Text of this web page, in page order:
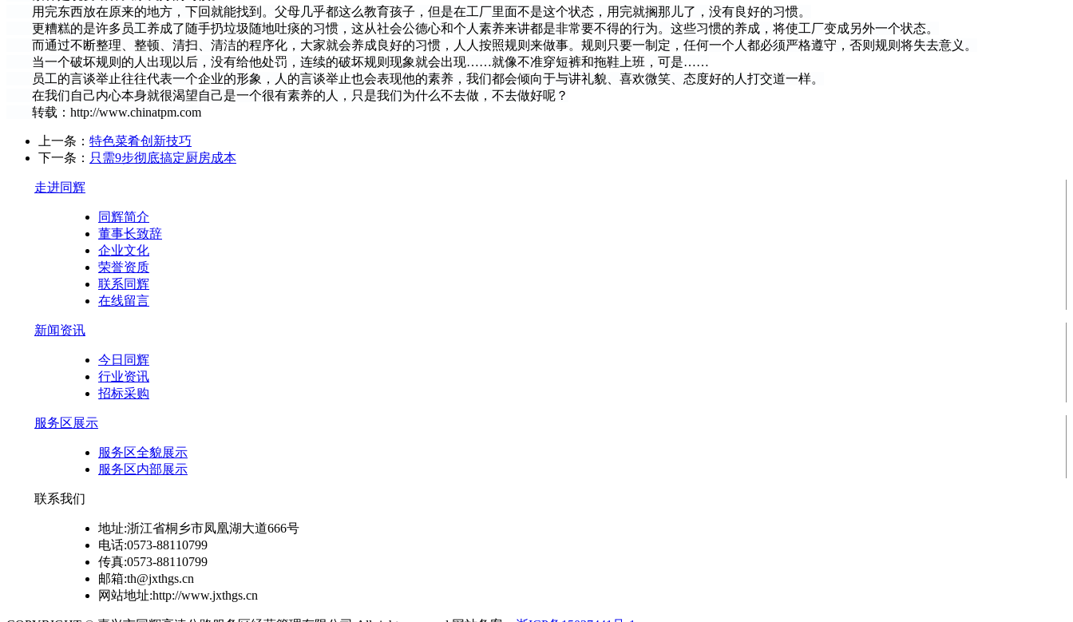
用完东西放在原来的地方，下回就能找到。父母几乎都这么教育孩子，但是在工厂里面不是这个状态，用完就搁那儿了，没有良好的习惯。
更糟糕的是许多员工养成了随手扔垃圾随地吐痰的习惯，这从社会公德心和个人素养来讲都是非常要不得的行为。这些习惯的养成，将使工厂变成另外一个状态。
而通过不断整理、整顿、清扫、清洁的程序化，大家就会养成良好的习惯，人人按照规则来做事。规则只要一制定，任何一个人都必须严格遵守，否则规则将失去意义。
当一个破坏规则的人出现以后，没有给他处罚，连续的破坏规则现象就会出现……就像不准穿短裤和拖鞋上班，可是……
员工的言谈举止往往代表一个企业的形象，人的言谈举止也会表现他的素养，我们都会倾向于与讲礼貌、喜欢微笑、态度好的人打交道一样。
在我们自己内心本身就很渴望自己是一个很有素养的人，只是我们为什么不去做，不去做好呢？
转载：http://www.chinatpm.com
上一条： 特色菜肴创新技巧
下一条： 只需9步彻底搞定厨房成本
走进同辉
同辉简介
董事长致辞
企业文化
荣誉资质
联系同辉
在线留言
新闻资讯
今日同辉
行业资讯
招标采购
服务区展示
服务区全貌展示
服务区内部展示
联系我们
地址:浙江省桐乡市凤凰湖大道666号
电话:0573-88110799
传真:0573-88110799
邮箱:th@jxthgs.cn
网站地址:http://www.jxthgs.cn